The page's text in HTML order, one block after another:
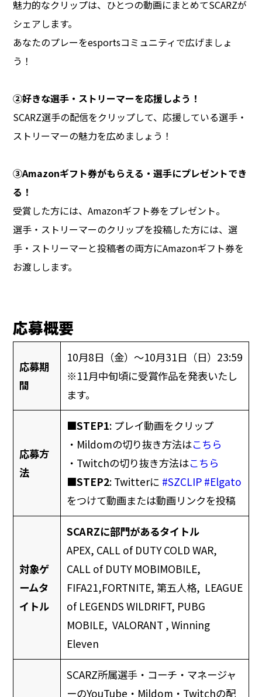
魅力的なクリップは、ひとつの動画にまとめてSCARZが
シェアします。
あなたのプレーをesportsコミュニティで広げましょ
う！
②好きな選手・ストリーマーを応援しよう！
SCARZ選手の配信をクリップして、応援している選手・
ストリーマーの魅力を広めましょう！
③Amazonギフト券がもらえる・選手にプレゼントでき
る！
受賞した方には、Amazonギフト券をプレゼント。
選手・ストリーマーのクリップを投稿した方には、選
手・ストリーマーと投稿者の両方にAmazonギフト券を
お渡しします。
応募概要
応募期
間
10月8日（金）～10月31日（日）23:59
※11月中旬頃に受賞作品を発表いたし
ます。
応募方
法
■STEP1: プレイ動画をクリップ
・Mildomの切り抜き方法はこちら
・Twitchの切り抜き方法はこちら
■STEP2: Twitterに #SZCLIP #Elgato
をつけて動画または動画リンクを投稿
対象ゲ
ームタ
イトル
SCARZに部門があるタイトル
APEX, CALL of DUTY COLD WAR,
CALL of DUTY MOBIMOBILE,
FIFA21,FORTNITE, 第五人格, LEAGUE
of LEGENDS WILDRIFT, PUBG
MOBILE, VALORANT , Winning
Eleven
SCARZ所属選手・コーチ・マネージャ
ーのYouTube・Mildom・Twitchの配